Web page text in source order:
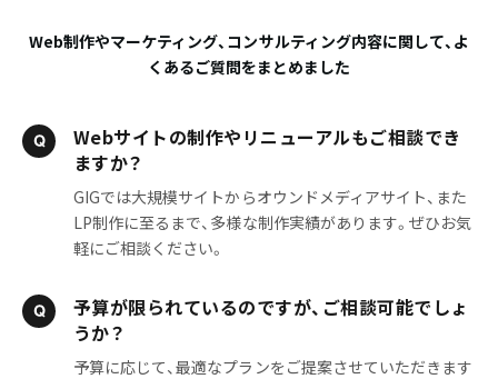
Web制作やマーケティング、コンサルティング内容に関して、よ
くあるご質問をまとめました
Webサイトの制作やリニューアルもご相談でき
ますか？
GIGでは大規模サイトからオウンドメディアサイト、また
LP制作に至るまで、多様な制作実績があります。ぜひお気
軽にご相談ください。
予算が限られているのですが、ご相談可能でしょ
うか？
予算に応じて、最適なプランをご提案させていただきます